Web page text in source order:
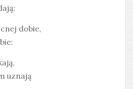
dobie,
uznają